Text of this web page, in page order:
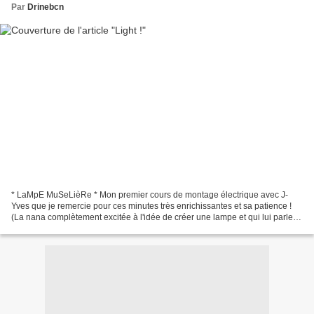
Par Drinebcn
* LaMpE MuSeLièRe * Mon premier cours de montage électrique avec J-
Yves que je remercie pour ces minutes très enrichissantes et sa patience !
(La nana complètement excitée à l'idée de créer une lampe et qui lui parle